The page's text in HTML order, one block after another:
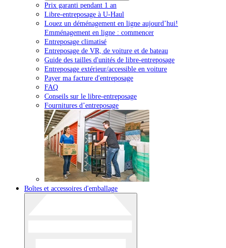
Prix garanti pendant 1 an
Libre-entreposage à U-Haul
Louez un déménagement en ligne aujourd’hui!
Emménagement en ligne : commencer
Entreposage climatisé
Entreposage de VR, de voiture et de bateau
Guide des tailles d'unités de libre-entreposage
Entreposage extérieur/accessible en voiture
Payer ma facture d'entreposage
FAQ
Conseils sur le libre-entreposage
Fournitures d’entreposage
Boîtes et accessoires d'emballage